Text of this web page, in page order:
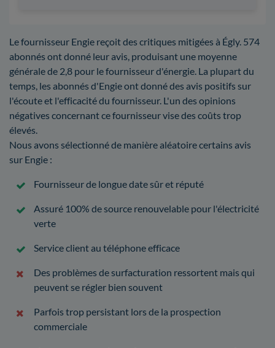
Le fournisseur Engie reçoit des critiques mitigées à Égly. 574
abonnés ont donné leur avis, produisant une moyenne
générale de 2,8 pour le fournisseur d'énergie. La plupart du
temps, les abonnés d'Engie ont donné des avis positifs sur
l'écoute et l'efficacité du fournisseur. L'un des opinions
négatives concernant ce fournisseur vise des coûts trop
élevés.
Nous avons sélectionné de manière aléatoire certains avis
sur Engie :
Fournisseur de longue date sûr et réputé
Assuré 100% de source renouvelable pour l'électricité
verte
Service client au téléphone efficace
Des problèmes de surfacturation ressortent mais qui
peuvent se régler bien souvent
Parfois trop persistant lors de la prospection
commerciale